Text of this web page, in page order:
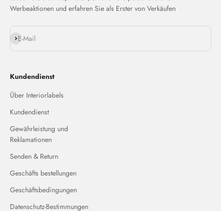
Werbeaktionen und erfahren Sie als Erster von Verkäufen
E-Mail
Abonnieren
Kundendienst
Über Interiorlabels
Kundendienst
Gewährleistung und
Reklamationen
Senden & Return
Geschäfts bestellungen
Geschäftsbedingungen
Datenschutz-Bestimmungen